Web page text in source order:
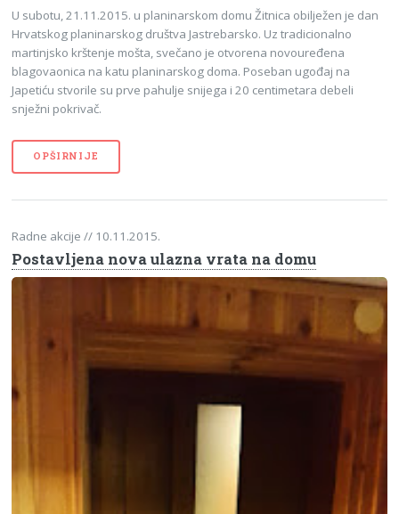
U subotu, 21.11.2015. u planinarskom domu Žitnica obilježen je dan
Hrvatskog planinarskog društva Jastrebarsko. Uz tradicionalno
martinjsko krštenje mošta, svečano je otvorena novouređena
blagovaonica na katu planinarskog doma. Poseban ugođaj na
Japetiću stvorile su prve pahulje snijega i 20 centimetara debeli
snježni pokrivač.
OPŠIRNIJE
Radne akcije// 10.11.2015.
Postavljena nova ulazna vrata na domu